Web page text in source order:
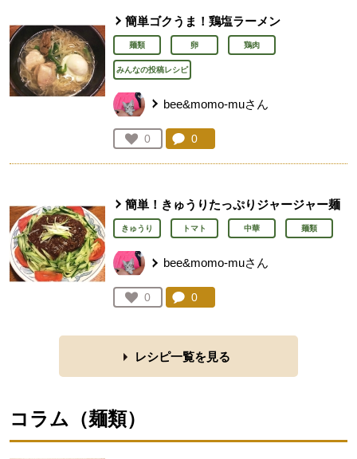
簡単ゴクうま！鶏塩ラーメン
麺類 卵 鶏肉
みんなの投稿レシピ
bee&momo-muさん
お気に入り登録：
0
人が登録
コメント：
0
簡単！きゅうりたっぷりジャージャー麺
きゅうり トマト 中華 麺類
bee&momo-muさん
お気に入り登録：
0
人が登録
コメント：
0
レシピ一覧を見る
コラム（麺類）